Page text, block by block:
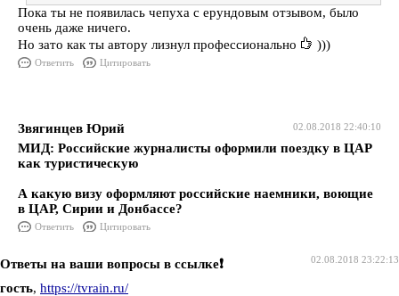
Пока ты не появилась чепуха с ерундовым отзывом, было
очень даже ничего.
Но зато как ты автору лизнул профессионально
)))
Ответить Цитировать
02.08.2018 22:40:10
Звягинцев Юрий
МИД: Российские журналисты оформили поездку в ЦАР
как туристическую
А какую визу оформляют российские наемники, воющие
в ЦАР, Сирии и Донбассе?
Ответить Цитировать
02.08.2018 23:22:13
Ответы на ваши вопросы в ссылке❗️
гость, https://tvrain.ru/